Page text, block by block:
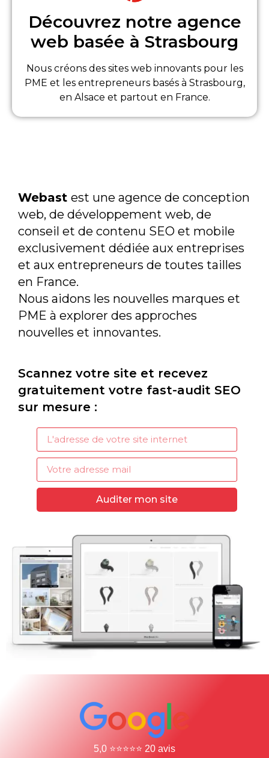
Découvrez notre agence
web basée à Strasbourg
Nous créons des sites web innovants pour les
PME et les entrepreneurs basés à Strasbourg,
en Alsace et partout en France.
Webast est une agence de conception
web, de développement web, de
conseil et de contenu SEO et mobile
exclusivement dédiée aux entreprises
et aux entrepreneurs de toutes tailles
en France.
Nous aidons les nouvelles marques et
PME à explorer des approches
nouvelles et innovantes.
Scannez votre site et recevez
gratuitement votre fast-audit SEO
sur mesure :
Auditer mon site
5,0 ⭐⭐⭐⭐⭐ 20 avis